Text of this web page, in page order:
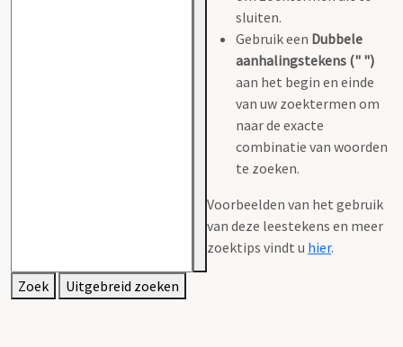
sluiten.
Gebruik een Dubbele
aanhalingstekens (" ")
aan het begin en einde
van uw zoektermen om
naar de exacte
combinatie van woorden
te zoeken.
Voorbeelden van het gebruik
van deze leestekens en meer
zoektips vindt u hier.
Zoek Uitgebreid zoeken